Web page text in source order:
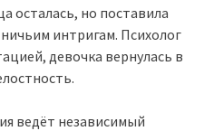
осталась, но поставила
интригам. Психолог
девочка вернулась в
ведёт независимый